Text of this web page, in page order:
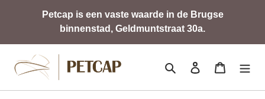
content
Petcap is een vaste waarde in de Brugse
binnenstad, Geldmuntstraat 30a.
Zoeken Aanmelden